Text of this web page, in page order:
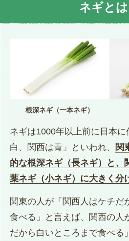
ネギとは
根深ネギ（一本ネギ）
ネギは1000年以上前に日本
白、関西は青」といわれ、 関
的な根深ネギ（長ネギ）と、
葉ネギ（小ネギ）に大きく分
関東の人が「関西人はケチだ
食べる」と言えば、関西の人
だから白いところまで食べる